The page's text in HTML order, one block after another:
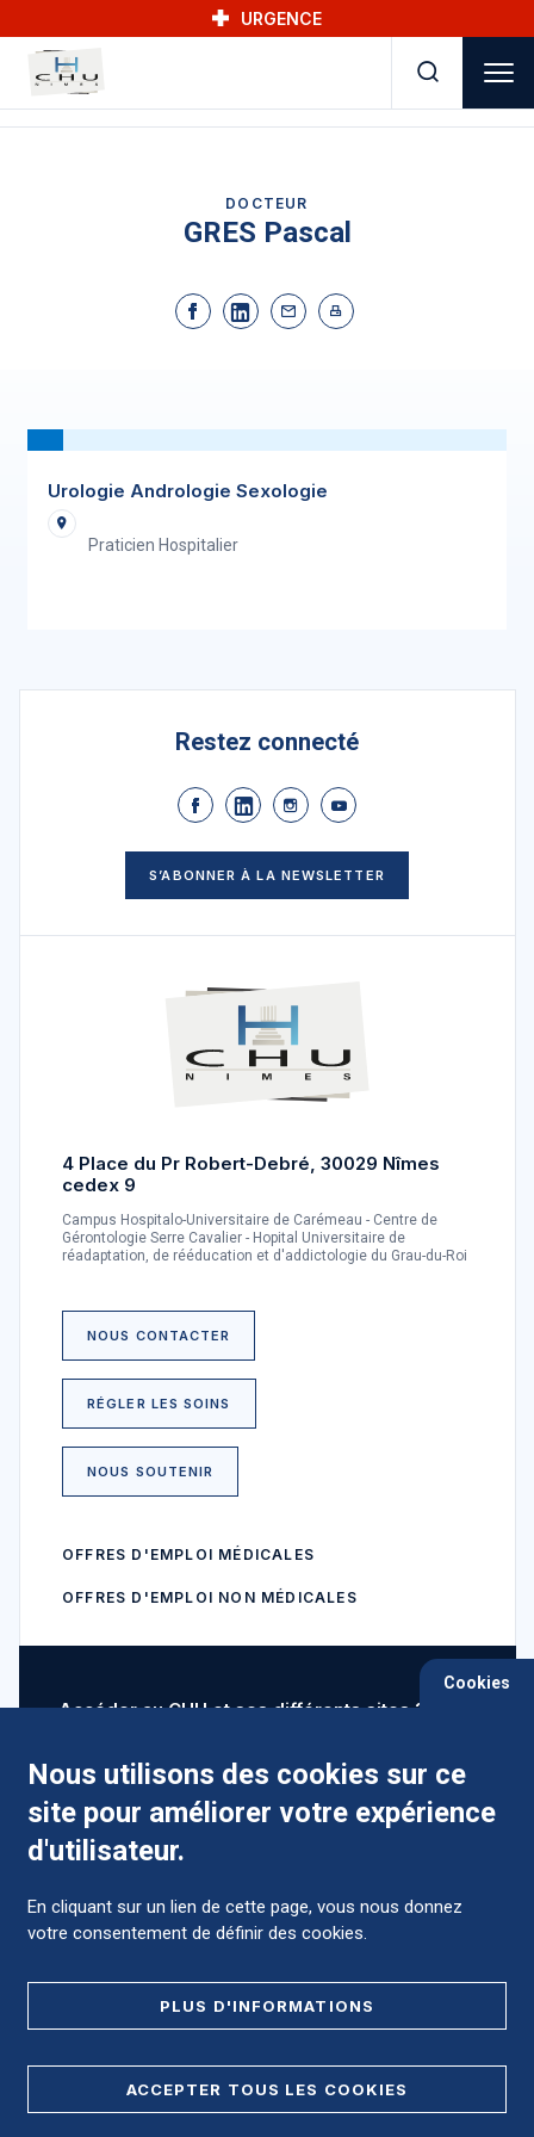
URGENCE
DOCTEUR
GRES Pascal
Urologie Andrologie Sexologie
Praticien Hospitalier
Restez connecté
S’ABONNER À LA NEWSLETTER
4 Place du Pr Robert-Debré, 30029 Nîmes
cedex 9
Campus Hospitalo-Universitaire de Carémeau - Centre de
Gérontologie Serre Cavalier - Hopital Universitaire de
réadaptation, de rééducation et d'addictologie du Grau-du-Roi
NOUS CONTACTER
RÉGLER LES SOINS
NOUS SOUTENIR
OFFRES D'EMPLOI MÉDICALES
OFFRES D'EMPLOI NON MÉDICALES
Accéder au CHU et ses différents sites ?
Comment préparer mon hospitalisation ?
Cookies
Nous utilisons des cookies sur ce
site pour améliorer votre expérience
d'utilisateur.
En cliquant sur un lien de cette page, vous nous donnez
votre consentement de définir des cookies.
PLUS D'INFORMATIONS
ACCEPTER TOUS LES COOKIES